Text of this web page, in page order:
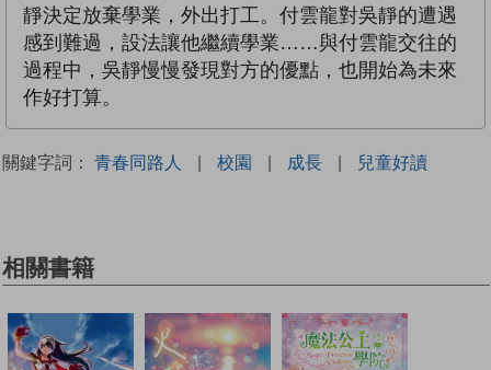
靜決定放棄學業，外出打工。付雲龍對吳靜的遭遇
感到難過，設法讓他繼續學業……與付雲龍交往的
過程中，吳靜慢慢發現對方的優點，也開始為未來
作好打算。
關鍵字詞： 青春同路人 | 校園 | 成長 | 兒童好讀
相關書籍